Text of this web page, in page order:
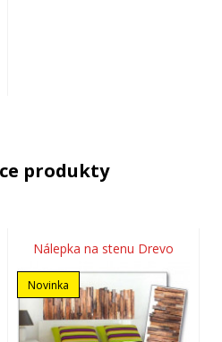
produkty
Nálepka na stenu Drevo
Novinka